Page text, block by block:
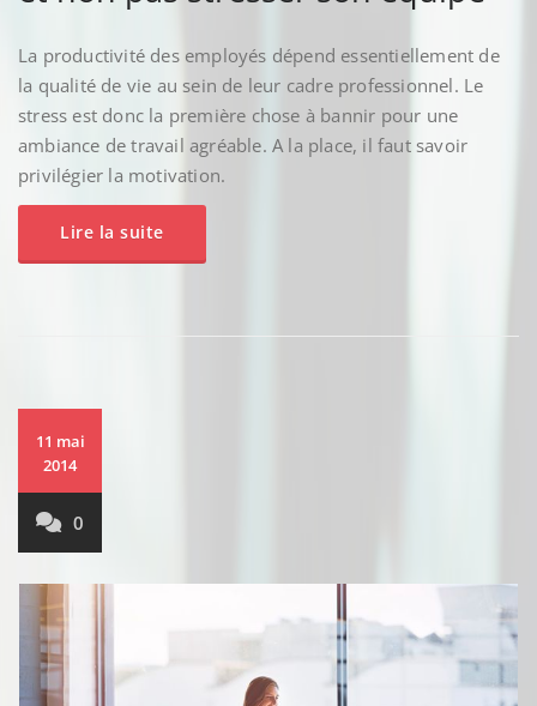
La productivité des employés dépend essentiellement de
la qualité de vie au sein de leur cadre professionnel. Le
stress est donc la première chose à bannir pour une
ambiance de travail agréable. A la place, il faut savoir
privilégier la motivation.
Lire la suite
11 mai
2014
0